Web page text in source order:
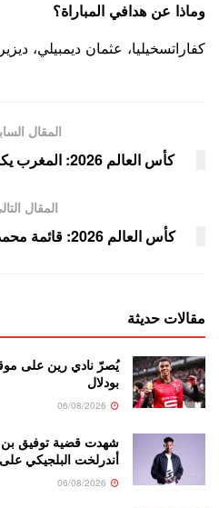
وماذا عن هدافي المباراة؟
كفاراتسخيليا، عثمان ديمبيلي،
المقال
كأس العالم 2026: المغرب يكشف عن التشكيلة النهائية
المقال
كأس العالم 2026: قائمة محمد وهبي الجريئة تُثير الجدل
مقالات حديثة
يُصرّ نادي رين على
بودلال
شهدت قضية توفيق بن
أندرلخت البلجيكي